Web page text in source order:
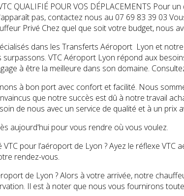
QUALIFIÉ POUR VOS DÉPLACEMENTS
pas, contactez nous au 07 69 83 39 03
Privé Chez quel que soit votre budget, nous
dans les Transferts Aéroport Lyon et
VTC Aéroport Lyon répond aux
à être la meilleure dans son domaine.
à bon port avec confort et facilité. Nous
que notre succès est dû à notre travail
de nous avec un service de qualité et à un prix
aujourd'hui pour vous rendre où vous voulez.
VTC pour l’aéroport de Lyon ? Ayez le réflexe
rendez-vous.
de Lyon ? Alors à votre arrivée, notre
Il est à noter que nous vous fournirons